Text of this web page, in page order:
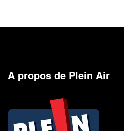
A propos de Plein Air